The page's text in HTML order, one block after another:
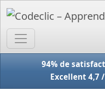
94% de
Excellent 4,7